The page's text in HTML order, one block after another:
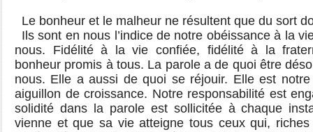
Le bonheur et le malheur ne résultent que du sort
Ils sont en nous l’indice de notre obéissance à la
nous. Fidélité à la vie confiée, fidélité à la
bonheur promis à tous. La parole a de quoi être
nous. Elle a aussi de quoi se réjouir. Elle est
aiguillon de croissance. Notre responsabilité est
solidité dans la parole est sollicitée à chaque
vienne et que sa vie atteigne tous ceux qui,